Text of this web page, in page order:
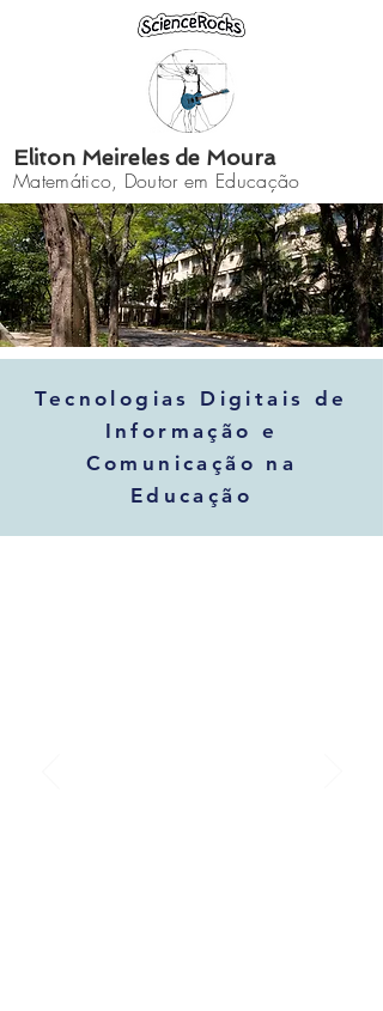
Eliton Meireles de Moura
Matemático, Doutor em Educação
Tecnologias Digitais de
Informação e
Comunicação na
Educação